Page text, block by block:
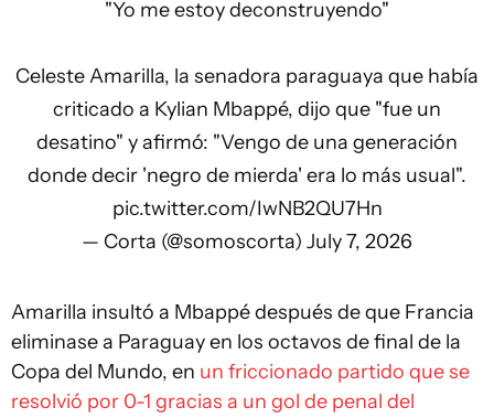
"Yo me estoy deconstruyendo"
Celeste Amarilla, la senadora paraguaya que había
criticado a Kylian Mbappé, dijo que "fue un
desatino" y afirmó: "Vengo de una generación
donde decir 'negro de mierda' era lo más usual".
pic.twitter.com/IwNB2QU7Hn
— Corta (@somoscorta) July 7, 2026
Amarilla insultó a Mbappé después de que Francia
eliminase a Paraguay en los octavos de final de la
Copa del Mundo, en un friccionado partido que se
resolvió por 0-1 gracias a un gol de penal del